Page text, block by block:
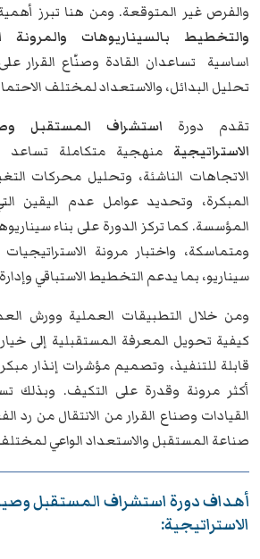
والفرص غير المتوقعة. ومن هنا تبرز
والتخطيط بالسيناريوهات والمرونة
اساسية تساعدان القادة وصنّاع القرار
تحليل البدائل، والاستعداد لمختلف
تقدم دورة استشراف المستقبل
الاستراتيجية منهجية متكاملة تساعد
الاتجاهات الناشئة، وتحليل محركات
المبكرة، وتحديد عوامل عدم اليقين
المؤسسة. كما تركز الدورة على بناء
ومتماسكة، واختبار مرونة
سيناريو، بما يدعم التخطيط الاستباقي
ومن خلال التطبيقات العملية وورش
كيفية تحويل المعرفة المستقبلية إلى
قابلة للتنفيذ، وتصميم مؤشرات إنذار
أكثر مرونة وقدرة على التكيف. وبذلك
القيادات وصناع القرار من الانتقال من رد
صناعة المستقبل والاستعداد الواعي
أهداف دورة استشراف المستقبل
الاستراتيجية: